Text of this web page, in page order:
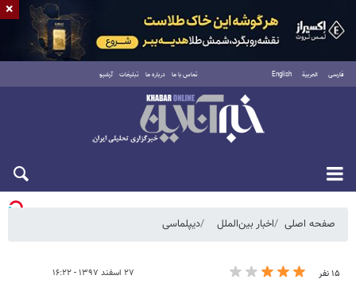
فارسی العربية English تماس با ما درباره ما تبلیغات آرشیو
یکشنبه ۱۸ مرداد ۱۴۰۵
صفحه اصلی اخبار بین‌الملل دیپلماسی
۱۵ نفر ۲۷ اسفند ۱۳۹۷ - ۱۶:۲۲
×